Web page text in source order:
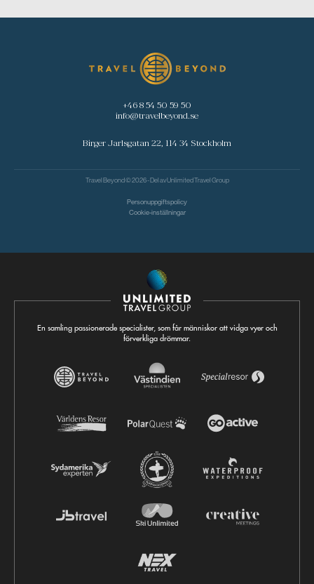
+46 8 54 50 59 50
info@travelbeyond.se
Birger Jarlsgatan 22, 114 34 Stockholm
Travel Beyond © 2026 - Del avUnlimited Travel Group
Personuppgiftspolicy
Cookie-inställningar
En samling passionerade specialister, som får människor att vidga vyer och
förverkliga drömmar.